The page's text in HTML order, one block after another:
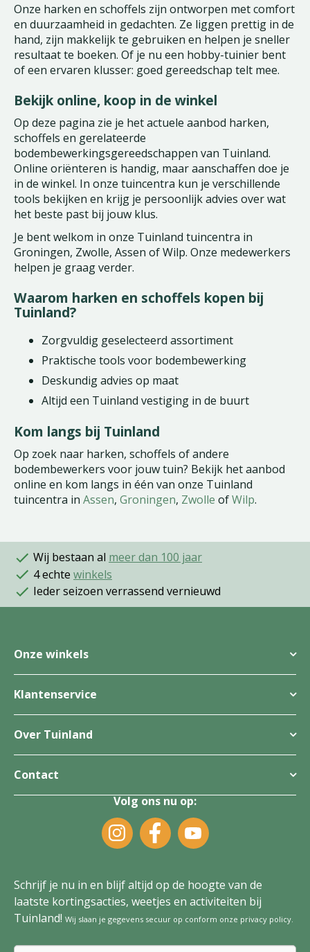
Onze harken en schoffels zijn ontworpen met comfort
en duurzaamheid in gedachten. Ze liggen prettig in de
hand, zijn makkelijk te gebruiken en helpen je sneller
resultaat te boeken. Of je nu een hobby-tuinier bent
of een ervaren klusser: goed gereedschap telt mee.
Bekijk online, koop in de winkel
Op deze pagina zie je het actuele aanbod harken,
schoffels en gerelateerde
bodembewerkingsgereedschappen van Tuinland.
Online oriënteren is handig, maar aanschaffen doe je
in de winkel. In onze tuincentra kun je verschillende
tools bekijken en krijg je persoonlijk advies over wat
het beste past bij jouw klus.
Je bent welkom in onze Tuinland tuincentra in
Groningen, Zwolle, Assen of Wilp. Onze medewerkers
helpen je graag verder.
Waarom harken en schoffels kopen bij
Tuinland?
Zorgvuldig geselecteerd assortiment
Praktische tools voor bodembewerking
Deskundig advies op maat
Altijd een Tuinland vestiging in de buurt
Kom langs bij Tuinland
Op zoek naar harken, schoffels of andere
bodembewerkers voor jouw tuin? Bekijk het aanbod
online en kom langs in één van onze Tuinland
tuincentra in Assen, Groningen, Zwolle ofWilp.
Wij bestaan al meer dan 100 jaar
4 echte winkels
Ieder seizoen verrassend vernieuwd
Onze winkels
Klantenservice
Over Tuinland
Contact
Volg ons nu op:
Schrijf je nu in en blijf altijd op de hoogte van de
laatste kortingsacties, weetjes en activiteiten bij
Tuinland! Wij slaan je gegevens secuur op conform onze privacy policy